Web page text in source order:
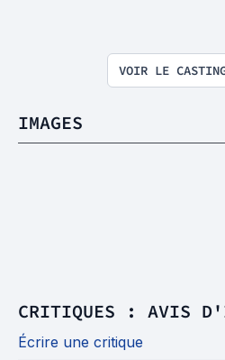
VOIR LE
IMAGES
CRITIQUES : AVIS
Écrire une critique